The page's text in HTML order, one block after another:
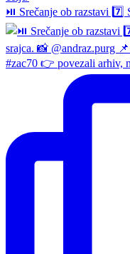
⏯️ Srečanje ob razstavi 7️⃣
#zac70 👉 povezali arhiv,